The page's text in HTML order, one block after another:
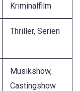
Kriminalfilm
Thriller, Serien
Musikshow,
Castingshow